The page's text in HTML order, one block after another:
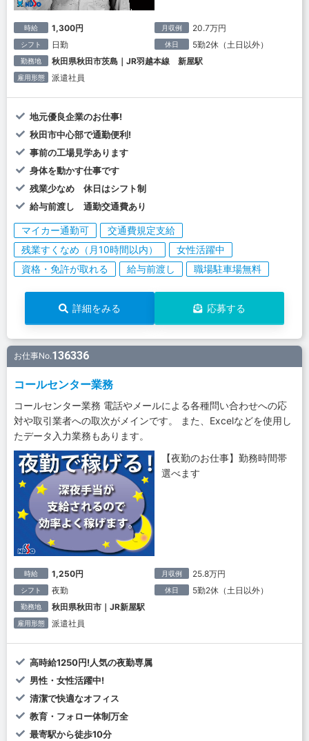
時給 1,300円 月収例 20.7万円
シフト 日勤 休日 5勤2休（土日以外）
勤務地 秋田県秋田市茨島｜JR羽越本線 新屋駅
雇用形態 派遣社員
地元優良企業のお仕事!
秋田市中心部で通勤便利!
事前の工場見学あります
身体を動かす仕事です
残業少なめ 休日はシフト制
給与前渡し 通勤交通費あり
マイカー通勤可
交通費規定支給
残業すくなめ（月10時間以内）
女性活躍中
資格・免許が取れる
給与前渡し 職場駐車場無料
詳細をみる 応募する
お仕事No.136336
コールセンター業務
コールセンター業務 電話やメールによる各種問い合わせへの応
対や取引業者への取次がメインです。 また、Excelなどを使用し
たデータ入力業務もあります。
【夜勤のお仕事】勤務時間帯
選べます
時給 1,250円 月収例 25.8万円
シフト 夜勤 休日 5勤2休（土日以外）
勤務地 秋田県秋田市｜JR新屋駅
雇用形態 派遣社員
高時給1250円!人気の夜勤専属
男性・女性活躍中!
清潔で快適なオフィス
教育・フォロー体制万全
最寄駅から徒歩10分